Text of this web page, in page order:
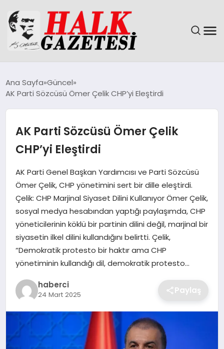
EĞITIM
EKONOMI
SAĞLIK
SIYASET
TEKNOLOJI
Ana Sayfa Güncel
AK Parti Sözcüsü Ömer Çelik CHP’yi Eleştirdi
AK Parti Sözcüsü Ömer Çelik
CHP’yi Eleştirdi
AK Parti Genel Başkan Yardımcısı ve Parti Sözcüsü
Ömer Çelik, CHP yönetimini sert bir dille eleştirdi.
Çelik: CHP Marjinal Siyaset Dilini Kullanıyor Ömer Çelik,
sosyal medya hesabından yaptığı paylaşımda, CHP
yöneticilerinin köklü bir partinin dilini değil, marjinal bir
siyasetin ilkel dilini kullandığını belirtti. Çelik,
“Demokratik protesto bir haktır ama CHP
yönetiminin kullandığı dil, demokratik protesto…
haberci
24 Mart 2025 Paylaş